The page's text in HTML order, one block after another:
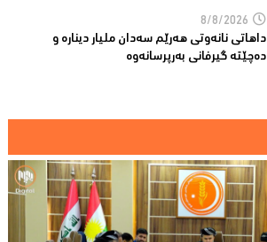
8/8/2026
داهاتی نانەوتی هەرێم سەدان ملیار دینارە و
دەچێتە گیرفانی بەرپرسانەوە